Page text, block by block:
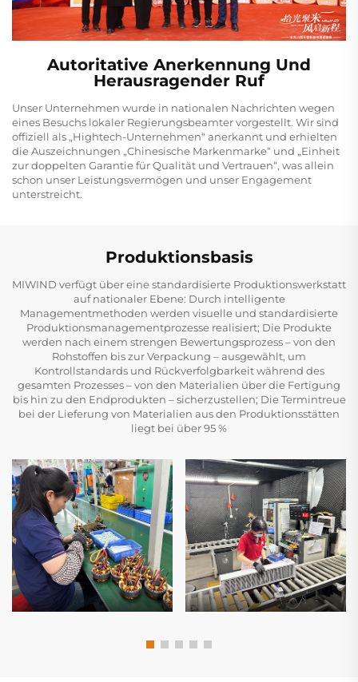
Autoritative Anerkennung Und
Herausragender Ruf
Unser Unternehmen wurde in nationalen Nachrichten wegen
eines Besuchs lokaler Regierungsbeamter vorgestellt. Wir sind
offiziell als „Hightech-Unternehmen“ anerkannt und erhielten
die Auszeichnungen „Chinesische Markenmarke“ und „Einheit
zur doppelten Garantie für Qualität und Vertrauen“, was allein
schon unser Leistungsvermögen und unser Engagement
unterstreicht.
Produktionsbasis
MIWIND verfügt über eine standardisierte Produktionswerkstatt
auf nationaler Ebene: Durch intelligente
Managementmethoden werden visuelle und standardisierte
Produktionsmanagementprozesse realisiert; Die Produkte
werden nach einem strengen Bewertungsprozess – von den
Rohstoffen bis zur Verpackung – ausgewählt, um
Kontrollstandards und Rückverfolgbarkeit während des
gesamten Prozesses – von den Materialien über die Fertigung
bis hin zu den Endprodukten – sicherzustellen; Die Termintreue
bei der Lieferung von Materialien aus den Produktionsstätten
liegt bei über 95 %